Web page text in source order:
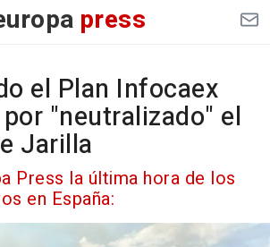
press
el Plan Infocaex
"neutralizado" el
Jarilla
Press la última hora de los
en España: